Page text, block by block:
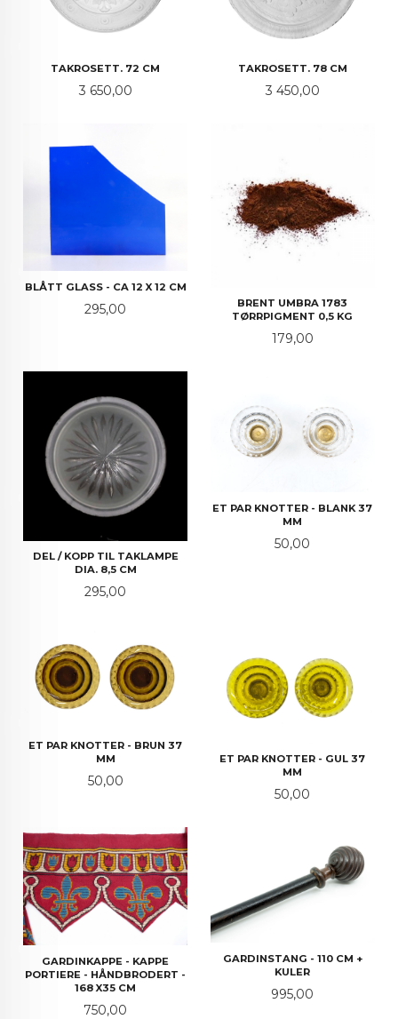
TAKROSETT. 72 CM
Pris
3 650,00
TAKROSETT. 78 CM
Pris
3 450,00
BLÅTT GLASS - CA 12 X 12 CM
Pris
295,00
BRENT UMBRA 1783
TØRRPIGMENT 0,5 KG
Pris
179,00
DEL / KOPP TIL TAKLAMPE
DIA. 8,5 CM
Pris
295,00
ET PAR KNOTTER - BLANK 37
MM
Pris
50,00
ET PAR KNOTTER - BRUN 37
MM
Pris
50,00
ET PAR KNOTTER - GUL 37
MM
Pris
50,00
GARDINKAPPE - KAPPE
PORTIERE - HÅNDBRODERT -
168 X35 CM
Pris
750,00
GARDINSTANG - 110 CM +
KULER
Pris
995,00